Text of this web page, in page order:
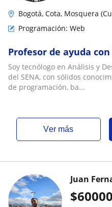
Bogotá, Cota, Mosquera
Programación: Web
Profesor de ayuda
Soy tecnólogo en Análisis y
del SENA, con sólidos
de programación, ba...
ver más
$60000
Juan